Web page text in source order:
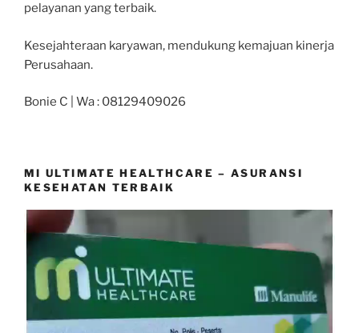
pelayanan yang terbaik.
Kesejahteraan karyawan, mendukung kemajuan kinerja
Perusahaan.
Bonie C | Wa : 08129409026
MI ULTIMATE HEALTHCARE – ASURANSI
KESEHATAN TERBAIK
Video
Player